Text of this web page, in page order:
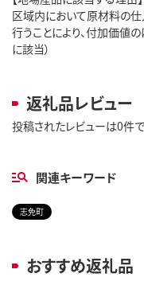
区域内において原材料の仕
行うことにより、付加価値
に該当）
返礼品レビュー
投稿されたレビューは0件で
関連キーワード
志免町
おすすめ返礼品